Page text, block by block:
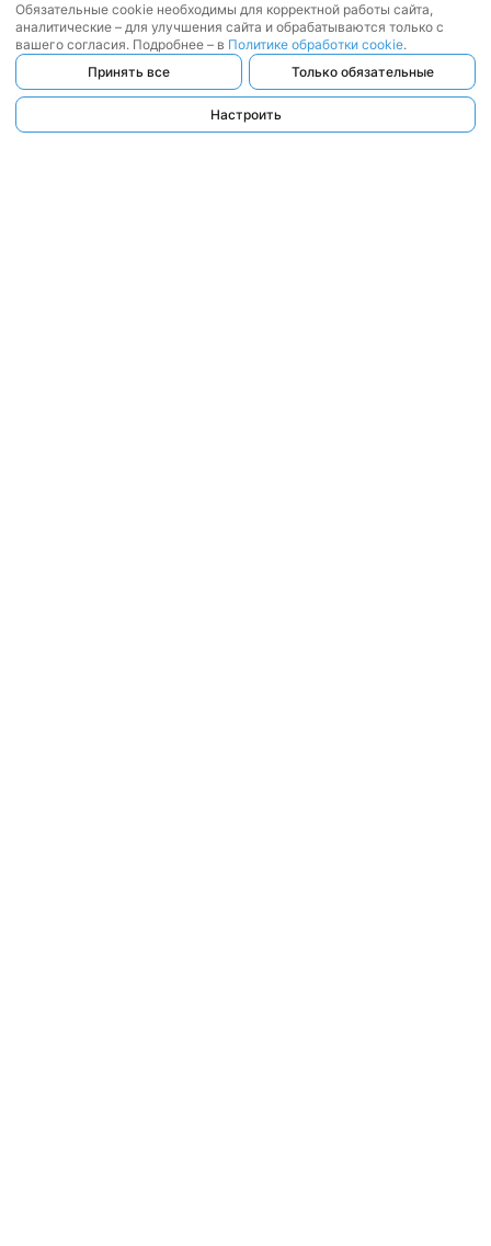
Обязательные cookie необходимы для корректной работы сайта,
аналитические – для улучшения сайта и обрабатываются только с
вашего согласия. Подробнее – в Политике обработки cookie.
Принять все
Только обязательные
Настроить